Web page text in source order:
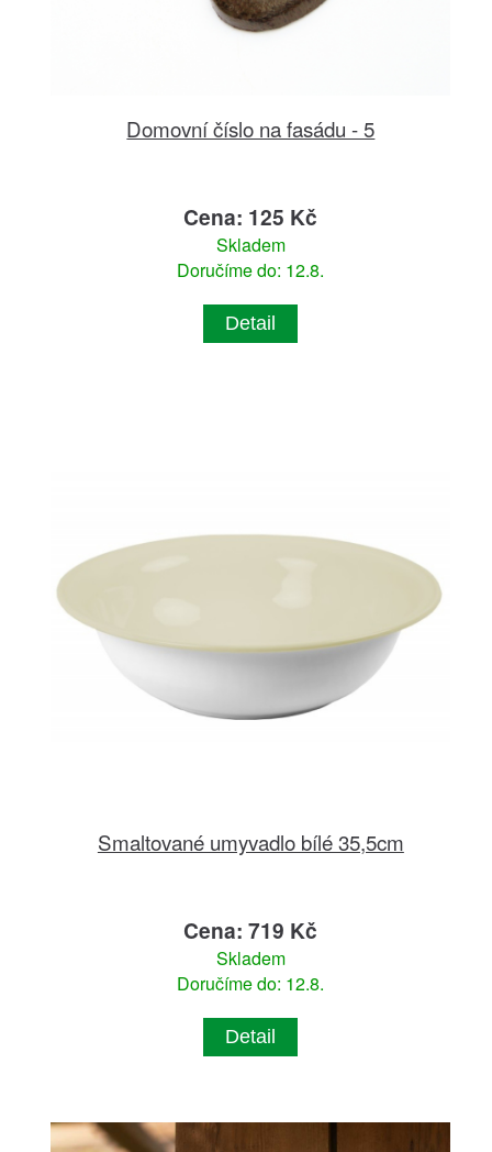
Domovní číslo na fasádu - 5
Cena: 125 Kč
Skladem
Doručíme do: 12.8.
Detail
Smaltované umyvadlo bílé 35,5cm
Cena: 719 Kč
Skladem
Doručíme do: 12.8.
Detail